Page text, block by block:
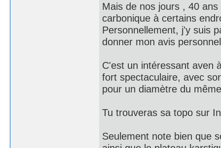
Mais de nos jours , 40
carbonique à certains
Personnellement, j'y suis
donner mon avis
C'est un intéressant aven
fort spectaculaire, avec
pour un diamètre du
Tu trouveras sa topo sur
Seulement note bien que